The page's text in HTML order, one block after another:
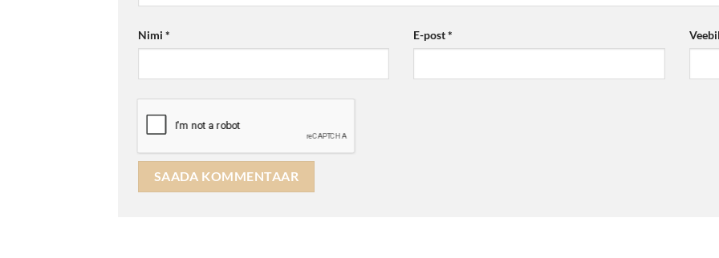
Nimi * E-post*